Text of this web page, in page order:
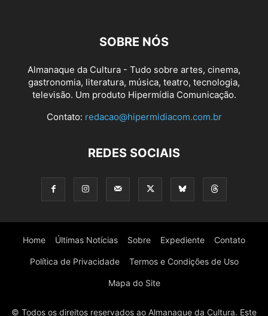
SOBRE NÓS
Almanaque da Cultura - Tudo sobre artes, cinema,
gastronomia, literatura, música, teatro, tecnologia,
televisão. Um produto Hipermídia Comunicação.
Contato: redacao@hipermidiacom.com.br
REDES SOCIAIS
Home Últimas Notícias Sobre Expediente Contato
Política de Privacidade Termos e Condições de Uso
Mapa do Site
© Todos os direitos reservados ao Almanaque da Cultura. Este